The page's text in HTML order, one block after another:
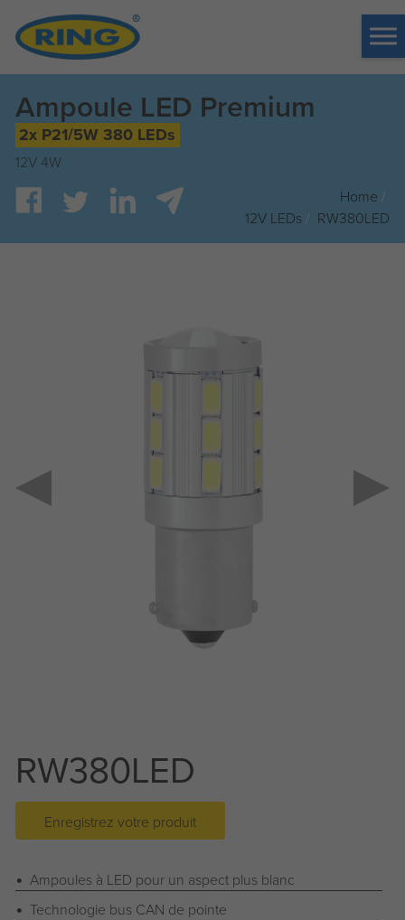
Ampoule LED Premium
2x P21/5W 380 LEDs
12V 4W
Home /
12V LEDs/ RW380LED
RW380LED
Enregistrez votre produit
Ampoules à LED pour un aspect plus blanc
Technologie bus CAN de pointe